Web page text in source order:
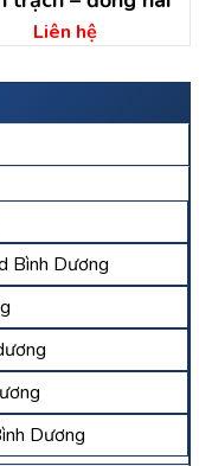
Bình Dương
Dương
Liên hệ